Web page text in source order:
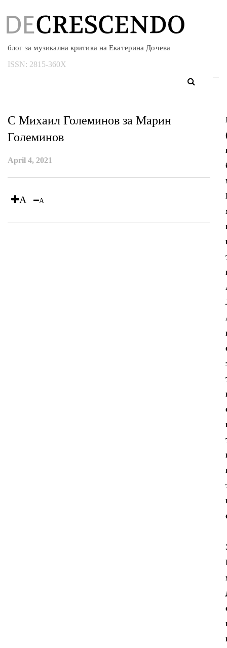
блог за музикална критика на Екатерина Дочева
ISSN: 2815-360X
С Михаил Големинов за Марин
Големинов
April 4, 2021
A A